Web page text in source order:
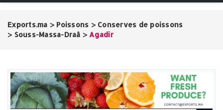
Exports.ma > Poissons > Conserves de poissons
> Souss-Massa-Draâ > Agadir